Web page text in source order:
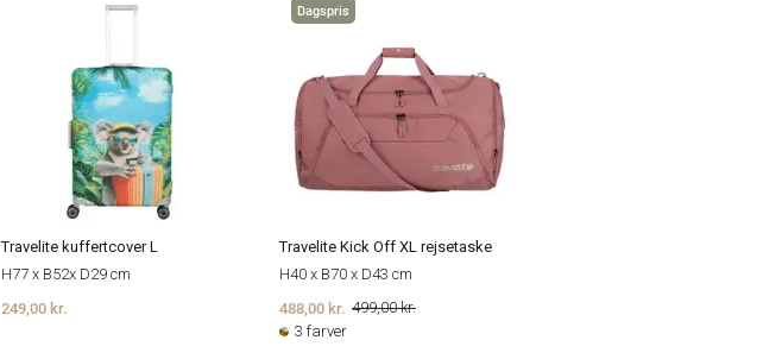
Travelite kuffertcover L
H77 x B52x D29 cm
249,00 kr.
Dagspris
Travelite Kick Off XL rejsetaske
H40 x B70 x D43 cm
499,00 kr.
488,00 kr.
3 farver